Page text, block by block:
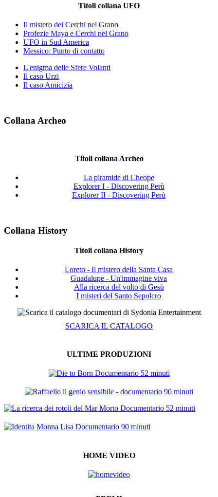
Titoli collana UFO
Il mistero dei Cerchi nel Grano
Profezie Maya e Cerchi nel Grano
UFO in Sud America
Messico: Punto di contatto
L'enigma delle Sfere Volanti
Il caso Urzi
Il caso Amicizia
Collana Archeo
Titoli collana Archeo
La piramide di Cheope
Explorer I - Discovering Perù
Explorer II - Discovering Perù
Collana History
Titoli collana History
Loreto - Il mistero della Santa Casa
Guadalupe - Un'immagine viva
Alla ricerca del volto di Gesù
I misteri del Santo Sepolcro
SCARICA IL CATALOGO
ULTIME PRODUZIONI
HOME VIDEO